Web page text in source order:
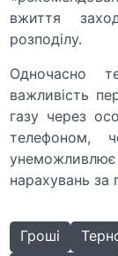
вжиття
розподілу.
Одночасно
важливість
газу через
телефоном,
унеможливлює
нарахувань за
Гроші